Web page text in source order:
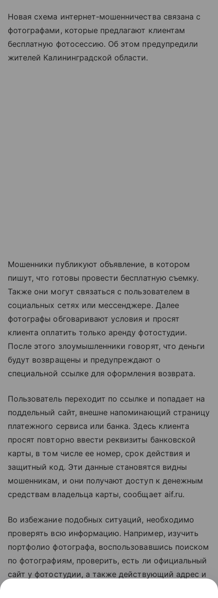
Новая схема интернет-мошенничества связана с
фотографами, которые предлагают клиентам
бесплатную фотосессию. Об этом предупредили
жителей Калининградской области.
Мошенники публикуют объявление, в котором
пишут, что готовы провести бесплатную съемку.
Также они могут связаться с пользователем в
социальных сетях или мессенджере. Далее
фотографы обговаривают условия и просят
клиента оплатить только аренду фотостудии.
После этого злоумышленники говорят, что деньги
будут возвращены и предупреждают о
специальной ссылке для оформления возврата.
Пользователь переходит по ссылке и попадает на
поддельный сайт, внешне напоминающий страницу
платежного сервиса или банка. Здесь клиента
просят повторно ввести реквизиты банковской
карты, в том числе ее номер, срок действия и
защитный код. Эти данные становятся видны
мошенникам, и они получают доступ к денежным
средствам владельца карты, сообщает aif.ru.
Во избежание подобных ситуаций, необходимо
проверять всю информацию. Например, изучить
портфолио фотографа, воспользовавшись поиском
по фотографиям, проверить, есть ли официальный
сайт у фотостудии, а также действующий адрес и